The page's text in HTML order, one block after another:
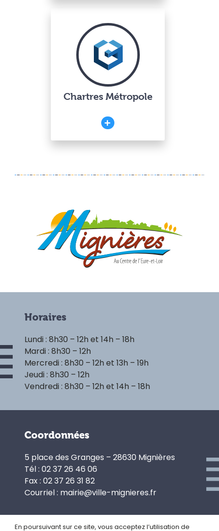
Chartres Métropole
Horaires
Lundi : 8h30 – 12h et 14h – 18h
Mardi : 8h30 – 12h
Mercredi : 8h30 – 12h et 13h – 19h
Jeudi : 8h30 – 12h
Vendredi : 8h30 – 12h et 14h – 18h
Coordonnées
5 place des Granges – 28630 Mignières
Tél : 02 37 26 46 06
Fax : 02 37 26 31 82
Courriel : mairie@ville-mignieres.fr
En poursuivant sur ce site, vous acceptez l’utilisation de